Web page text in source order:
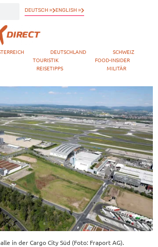
DEUTSCH » ENGLISH »
DEUTSCHLAND
SCHWEIZ
TOURISTIK
FOOD-INSIDER
REISETIPPS MILITÄR
in der Cargo City Süd (Foto: Fraport AG).